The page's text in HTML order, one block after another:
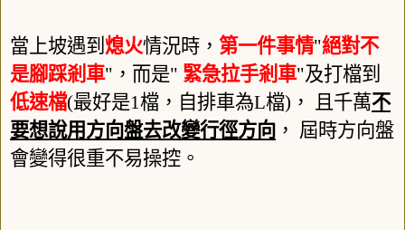
當上坡遇到 熄火情況時， 第一件事情"絕對不
是腳踩剎車" ，而是" 緊急拉手剎車"及打檔到
低速檔(最好是1檔，自排車為L檔) ， 且千萬不
要想說用方向盤去改變行徑方向 ， 屆時方向盤
會變得很重不易操控。